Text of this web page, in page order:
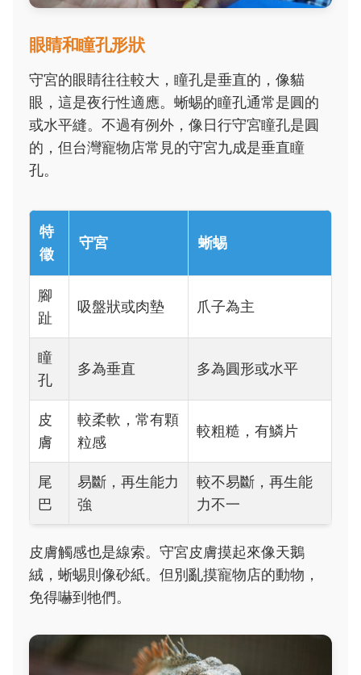
眼睛和瞳孔形狀
守宮的眼睛往往較大，瞳孔是垂直的，像貓
眼，這是夜行性適應。蜥蜴的瞳孔通常是圓的
或水平縫。不過有例外，像日行守宮瞳孔是圓
的，但台灣寵物店常見的守宮九成是垂直瞳
孔。
特
徵
守宮 蜥蜴
腳
趾
吸盤狀或肉墊 爪子為主
瞳
孔
多為垂直 多為圓形或水平
皮
膚
較柔軟，常有顆
粒感
較粗糙，有鱗片
尾
巴
易斷，再生能力
強
較不易斷，再生能
力不一
皮膚觸感也是線索。守宮皮膚摸起來像天鵝
絨，蜥蜴則像砂紙。但別亂摸寵物店的動物，
免得嚇到牠們。